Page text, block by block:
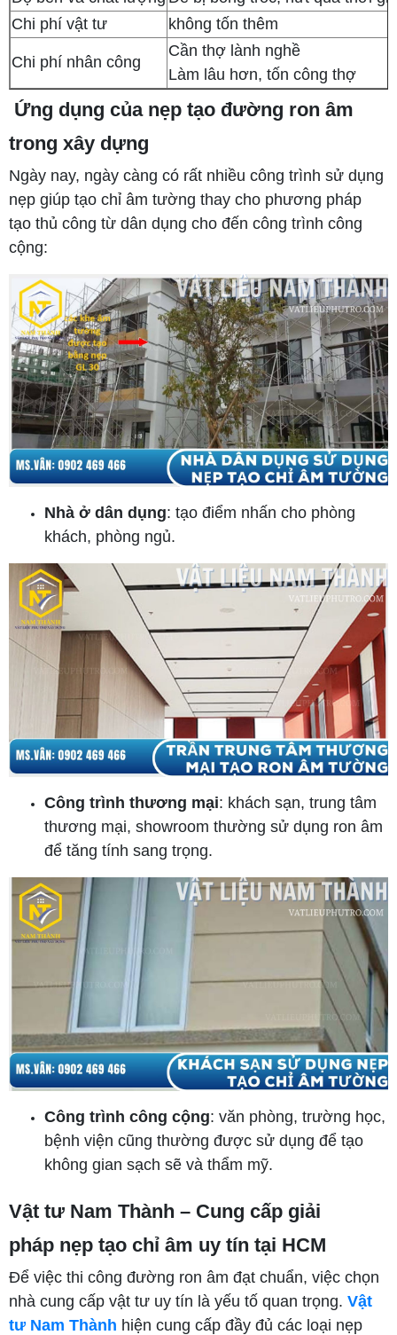
Chi phí vật tư
không tốn thêm
Chi phí nhân công
Cần thợ lành nghề
Làm lâu hơn, tốn công thợ
Ứng dụng của nẹp tạo đường ron âm
trong xây dựng
Ngày nay, ngày càng có rất nhiều công trình sử dụng
nẹp giúp tạo chỉ âm tường thay cho phương pháp
tạo thủ công từ dân dụng cho đến công trình công
cộng:
Nhà ở dân dụng: tạo điểm nhấn cho phòng
khách, phòng ngủ.
Công trình thương mại: khách sạn, trung tâm
thương mại, showroom thường sử dụng ron âm
để tăng tính sang trọng.
Công trình công cộng: văn phòng, trường học,
bệnh viện cũng thường được sử dụng để tạo
không gian sạch sẽ và thẩm mỹ.
Vật tư Nam Thành – Cung cấp giải
pháp nẹp tạo chỉ âm uy tín tại HCM
Để việc thi công đường ron âm đạt chuẩn, việc chọn
nhà cung cấp vật tư uy tín là yếu tố quan trọng. Vật
tư Nam Thành hiện cung cấp đầy đủ các loại nẹp